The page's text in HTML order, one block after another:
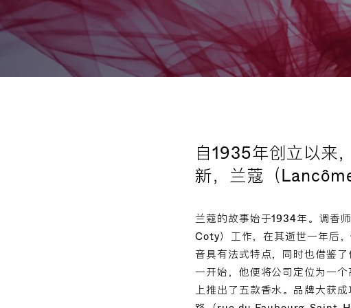
自1935年创立以来
新，兰蔻（
兰蔻的故事始于1934年。调香
Coty）工作，在其逝世一年后
音具有法式特点，同时也借鉴
一开始，他便将公司定位为一
上推出了五款香水。品牌大获